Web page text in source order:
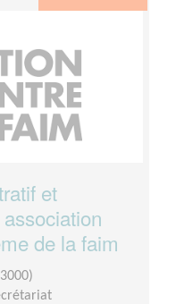
et
de la faim